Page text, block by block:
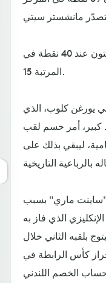
في المقابل تجمّد رصيد ساوثهامبتون عند 40 نقطة في
المرتبة 15.
يورغن كلوب، الذي
كبير، أمر حسم لقب
ليبقي بذلك على
"ساينت ماري" بسبب
الذي فاز به
بلقبه الثاني خلال
كأس الرابطة في
الخصم اللندني